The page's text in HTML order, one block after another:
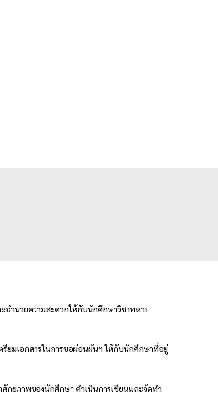
อำนวยความสะดวกให้กับนักศึกษาวิชาทหาร
รียมเอกสารในการขอผ่อนผันฯ ให้กับนักศึกษาที่อยู่
กยภาพของนักศึกษา ดำเนินการเขียนและจัดทำ